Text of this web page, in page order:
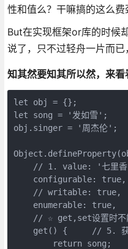
性和值么？干嘛搞的这么
But在实现框架or库的时候
说了，只不过轻舟一片而
知其然要知其所以然，来看
let obj = {};
let song = '发如雪';
obj.singer = '周杰伦';
// 1. value: '七里香
configurable: true,
// writable: true,
enumerable: true,
// ☆ get,set设置时不
get() {     // 5. 获
        return song;